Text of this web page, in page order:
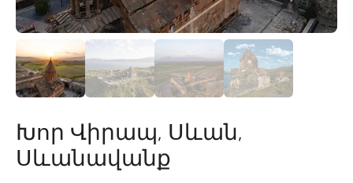
Խոր Վիրապ, Սևան,
Սևանավանք